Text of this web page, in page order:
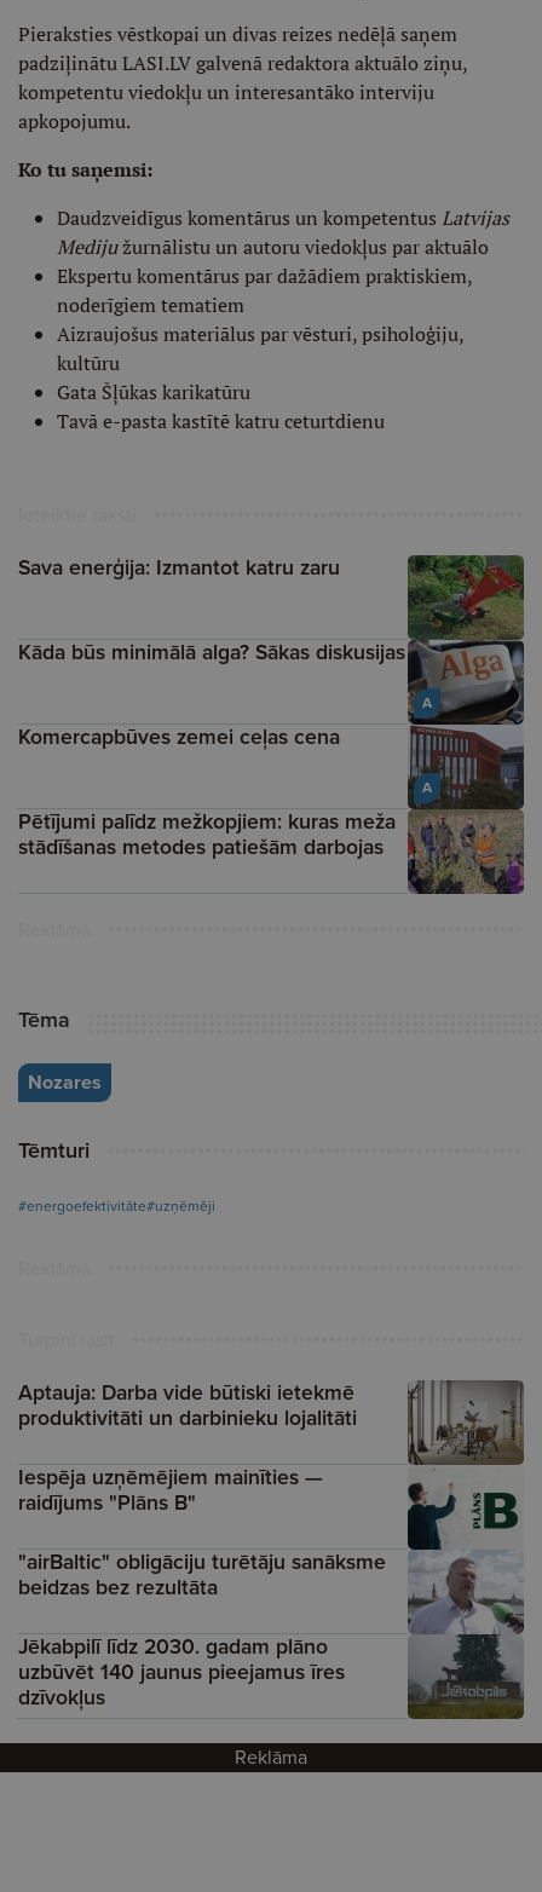
Pieraksties vēstkopai un divas reizes nedēļā saņem
padziļinātu LASI.LV galvenā redaktora aktuālo ziņu,
kompetentu viedokļu un interesantāko interviju
apkopojumu.
Ko tu saņemsi:
Daudzveidīgus komentārus un kompetentus Latvijas
Medijužurnālistu un autoru viedokļus par aktuālo
Ekspertu komentārus par dažādiem praktiskiem,
noderīgiem tematiem
Aizraujošus materiālus par vēsturi, psiholoģiju,
kultūru
Gata Šļūkas karikatūru
Tavā e-pasta kastītē katru ceturtdienu
Sava enerģija: Izmantot katru zaru
A
Kāda būs minimālā alga? Sākas diskusijas
A
Komercapbūves zemei ceļas cena
Pētījumi palīdz mežkopjiem: kuras meža
stādīšanas metodes patiešām darbojas
Tēma
Nozares
Tēmturi
#energoefektivitāte#uzņēmēji
Aptauja: Darba vide būtiski ietekmē
produktivitāti un darbinieku lojalitāti
Iespēja uzņēmējiem mainīties —
raidījums "Plāns B"
"airBaltic" obligāciju turētāju sanāksme
beidzas bez rezultāta
Jēkabpilī līdz 2030. gadam plāno
uzbūvēt 140 jaunus pieejamus īres
dzīvokļus
Reklāma